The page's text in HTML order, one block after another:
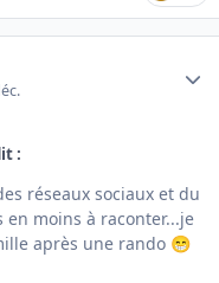
:
réseaux sociaux et du
en moins à raconter...je
après une rando 😁